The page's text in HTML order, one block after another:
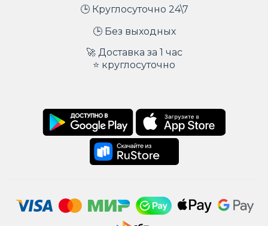
🕒 Круглосуточно 24\7
🕒 Без выходных
🚀 Доставка за 1 час
⭐ круглосуточно